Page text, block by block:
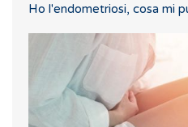
Ho l'endometriosi, cosa mi